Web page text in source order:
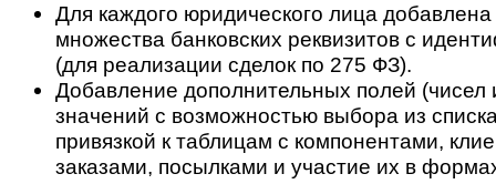
Для каждого юридического лица
множества банковских реквизитов с
(для реализации сделок по 275 ФЗ).
Добавление дополнительных полей (чисел
значений с возможностью выбора из
привязкой к таблицам с компонентами,
заказами, посылками и участие их в